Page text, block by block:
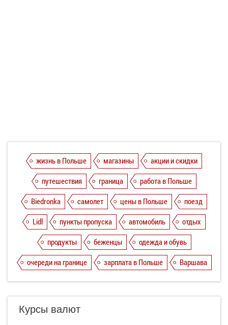
жизнь в Польше магазины
акции и скидки
путешествия
граница
работа в Польше
Biedronka
самолет цены в Польше
поезд
Lidl
пункты пропуска автомобиль
отдых
продукты
беженцы
одежда и обувь
очереди на границе
зарплата в Польше Варшава
Курсы валют